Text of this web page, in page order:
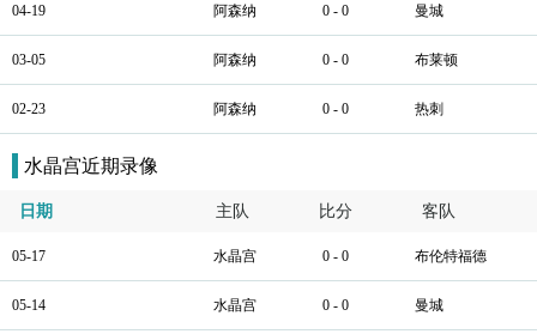
04-19 阿森纳 0 - 0 曼城
03-05 阿森纳 0 - 0 布莱顿
02-23 阿森纳 0 - 0 热刺
水晶宫近期录像
日期 主队 比分 客队
05-17 水晶宫 0 - 0 布伦特福德
05-14 水晶宫 0 - 0 曼城